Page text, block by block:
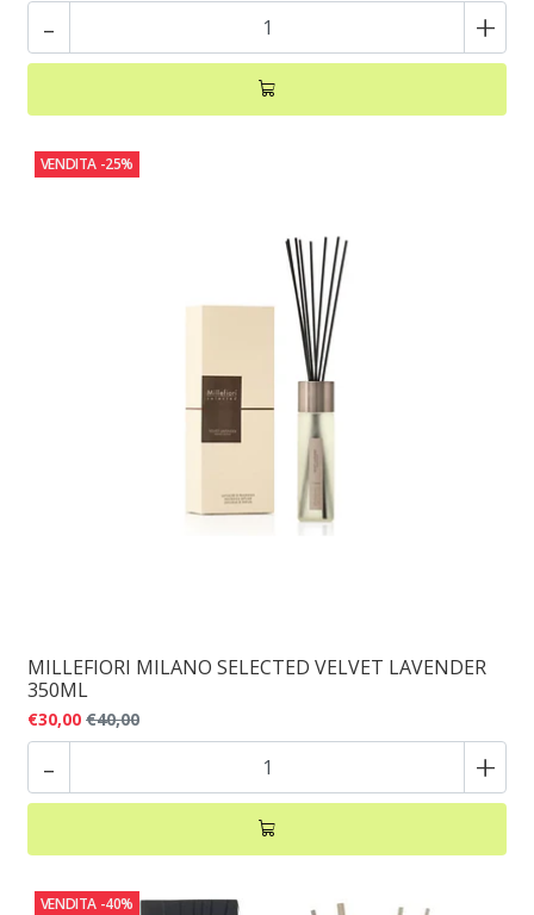
- +
VENDITA -25%
MILLEFIORI MILANO SELECTED VELVET LAVENDER
350ML
€30,00 €40,00
- +
VENDITA -40%